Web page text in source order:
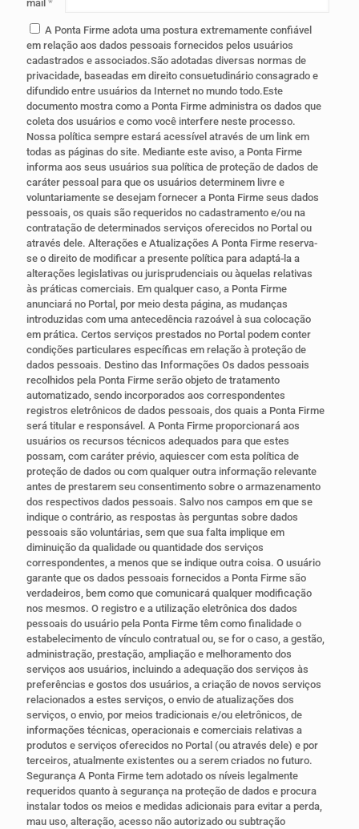
mail *
A Ponta Firme adota uma postura extremamente confiável
em relação aos dados pessoais fornecidos pelos usuários
cadastrados e associados.São adotadas diversas normas de
privacidade, baseadas em direito consuetudinário consagrado e
difundido entre usuários da Internet no mundo todo.Este
documento mostra como a Ponta Firme administra os dados que
coleta dos usuários e como você interfere neste processo.
Nossa política sempre estará acessível através de um link em
todas as páginas do site. Mediante este aviso, a Ponta Firme
informa aos seus usuários sua política de proteção de dados de
caráter pessoal para que os usuários determinem livre e
voluntariamente se desejam fornecer a Ponta Firme seus dados
pessoais, os quais são requeridos no cadastramento e/ou na
contratação de determinados serviços oferecidos no Portal ou
através dele. Alterações e Atualizações A Ponta Firme reserva-
se o direito de modificar a presente política para adaptá-la a
alterações legislativas ou jurisprudenciais ou àquelas relativas
às práticas comerciais. Em qualquer caso, a Ponta Firme
anunciará no Portal, por meio desta página, as mudanças
introduzidas com uma antecedência razoável à sua colocação
em prática. Certos serviços prestados no Portal podem conter
condições particulares específicas em relação à proteção de
dados pessoais. Destino das Informações Os dados pessoais
recolhidos pela Ponta Firme serão objeto de tratamento
automatizado, sendo incorporados aos correspondentes
registros eletrônicos de dados pessoais, dos quais a Ponta Firme
será titular e responsável. A Ponta Firme proporcionará aos
usuários os recursos técnicos adequados para que estes
possam, com caráter prévio, aquiescer com esta política de
proteção de dados ou com qualquer outra informação relevante
antes de prestarem seu consentimento sobre o armazenamento
dos respectivos dados pessoais. Salvo nos campos em que se
indique o contrário, as respostas às perguntas sobre dados
pessoais são voluntárias, sem que sua falta implique em
diminuição da qualidade ou quantidade dos serviços
correspondentes, a menos que se indique outra coisa. O usuário
garante que os dados pessoais fornecidos a Ponta Firme são
verdadeiros, bem como que comunicará qualquer modificação
nos mesmos. O registro e a utilização eletrônica dos dados
pessoais do usuário pela Ponta Firme têm como finalidade o
estabelecimento de vínculo contratual ou, se for o caso, a gestão,
administração, prestação, ampliação e melhoramento dos
serviços aos usuários, incluindo a adequação dos serviços às
preferências e gostos dos usuários, a criação de novos serviços
relacionados a estes serviços, o envio de atualizações dos
serviços, o envio, por meios tradicionais e/ou eletrônicos, de
informações técnicas, operacionais e comerciais relativas a
produtos e serviços oferecidos no Portal (ou através dele) e por
terceiros, atualmente existentes ou a serem criados no futuro.
Segurança A Ponta Firme tem adotado os níveis legalmente
requeridos quanto à segurança na proteção de dados e procura
instalar todos os meios e medidas adicionais para evitar a perda,
mau uso, alteração, acesso não autorizado ou subtração